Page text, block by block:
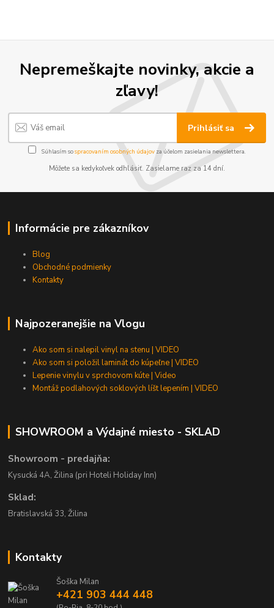
Nepremeškajte novinky, akcie a
zľavy!
Prihlásiť sa
Súhlasím sospracovaním osobných údajov za účelom zasielania newslettera.
Môžete sa kedykoľvek odhlásiť. Zasielame raz za 14 dní.
Informácie pre zákazníkov
Blog
Obchodné podmienky
Kontakty
Najpozeranejšie na Vlogu
Ako som si nalepil vinyl na stenu | VIDEO
Ako som si položil laminát do kúpeľne | VIDEO
Lepenie vinylu v sprchovom kúte | Video
Montáž podlahových soklových líšt lepením | VIDEO
SHOWROOM a Výdajné miesto - SKLAD
Showroom - predajňa:
Kysucká 4A, Žilina (pri Hoteli Holiday Inn)
Sklad:
Bratislavská 33, Žilina
Kontakty
Šoška Milan
+421 903 444 448